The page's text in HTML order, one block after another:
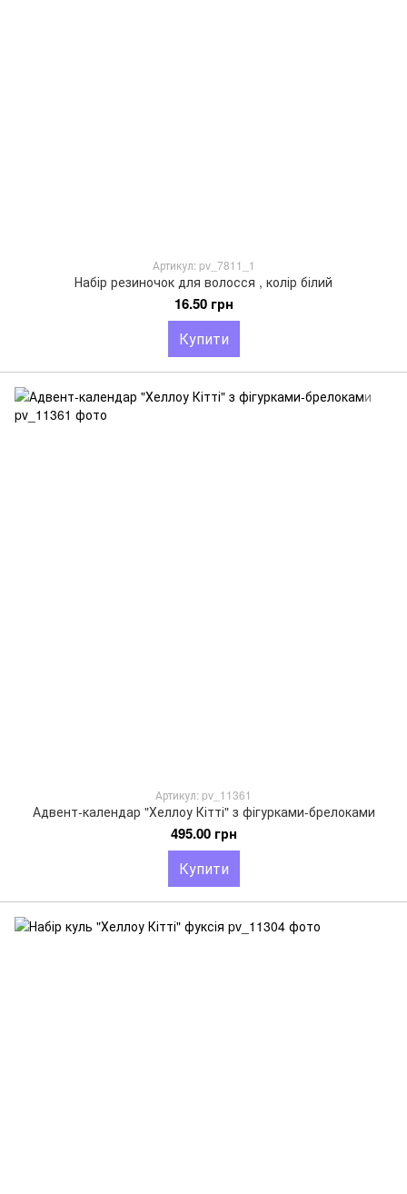
Артикул: pv_7811_1
Набір резиночок для волосся , колір білий
16.50 грн
Купити
Артикул: pv_11361
Адвент-календар "Хеллоу Кітті" з фігурками-брелоками
495.00 грн
Купити